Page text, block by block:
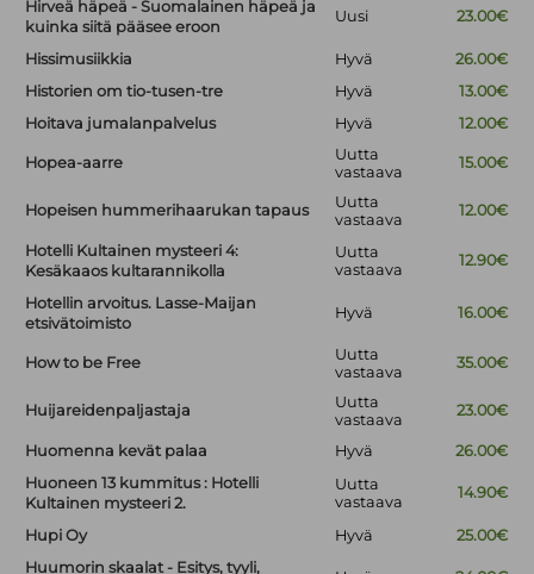
Hirveä häpeä - Suomalainen häpeä ja
kuinka siitä pääsee eroon
Uusi 23.00€
Hissimusiikkia Hyvä
26.00€
Historien om tio-tusen-tre
Hyvä
13.00€
Hoitava jumalanpalvelus
Hyvä 12.00€
Hopea-aarre
Uutta
vastaava
15.00€
Hopeisen hummerihaarukan tapaus
Uutta
vastaava
12.00€
Hotelli Kultainen mysteeri 4:
Kesäkaaos kultarannikolla
Uutta
vastaava
12.90€
Hotellin arvoitus. Lasse-Maijan
etsivätoimisto
Hyvä 16.00€
How to be Free
Uutta
vastaava
35.00€
Huijareidenpaljastaja
Uutta
vastaava
23.00€
Huomenna kevät palaa Hyvä
26.00€
Huoneen 13 kummitus : Hotelli
Kultainen mysteeri 2.
Uutta
vastaava
14.90€
Hupi Oy Hyvä
25.00€
Huumorin skaalat - Esitys, tyyli,